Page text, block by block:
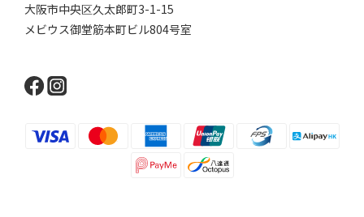
大阪市中央区久太郎町3-1-15
メビウス御堂筋本町ビル804号室